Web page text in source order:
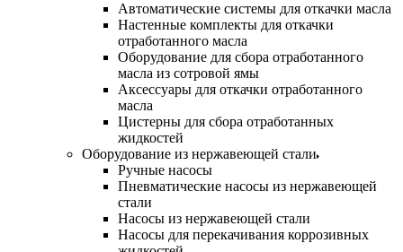
Автоматические системы для откачки масла
Настенные комплекты для откачки
отработанного масла
Оборудование для сбора отработанного
масла из сотровой ямы
Аксессуары для откачки отработанного
масла
Цистерны для сбора отработанных
жидкостей
Оборудование из нержавеющей стали
Ручные насосы
Пневматические насосы из нержавеющей
стали
Насосы из нержавеющей стали
Насосы для перекачивания коррозивных